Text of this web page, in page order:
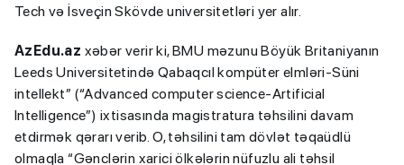
Tech və İsveçin Skövde universitetləri yer alır.
AzEdu.az xəbər verir ki, BMU məzunu Böyük Britaniyanın
Leeds Universitetində Qabaqcıl kompüter elmləri-Süni
intellekt” (“Advanced computer science-Artificial
Intelligence”) ixtisasında magistratura təhsilini davam
etdirmək qərarı verib. O, təhsilini tam dövlət təqaüdlü
olmaqla “Gənclərin xarici ölkələrin nüfuzlu ali təhsil